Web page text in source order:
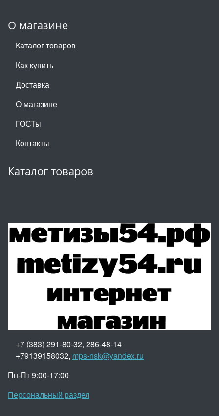
О магазине
Каталог товаров
Как купить
Доставка
О магазине
ГОСТы
Контакты
Каталог товаров
+7 (383) 291-80-32, 286-48-14
+79139158032, mps-nsk@yandex.ru
Пн-Пт 9:00-17:00
Персональный раздел